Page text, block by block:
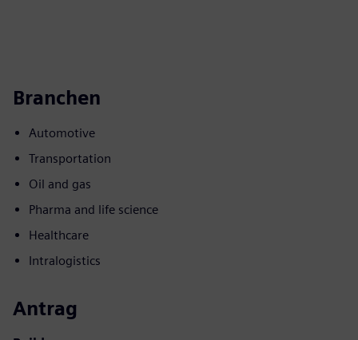
Branchen
Automotive
Transportation
Oil and gas
Pharma and life science
Healthcare
Intralogistics
Antrag